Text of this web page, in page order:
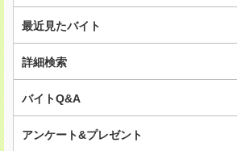
最近見たバイト
詳細検索
バイトQ&A
アンケート&プレゼント